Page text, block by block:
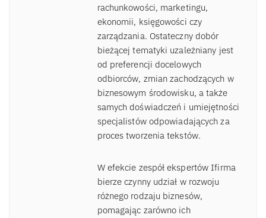
rachunkowości, marketingu,
ekonomii, księgowości czy
zarządzania. Ostateczny dobór
bieżącej tematyki uzależniany jest
od preferencji docelowych
odbiorców, zmian zachodzących w
biznesowym środowisku, a także
samych doświadczeń i umiejętności
specjalistów odpowiadających za
proces tworzenia tekstów.
W efekcie zespół ekspertów Ifirma
bierze czynny udział w rozwoju
różnego rodzaju biznesów,
pomagając zarówno ich